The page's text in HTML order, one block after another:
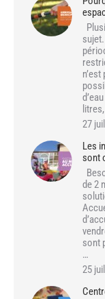
27
Les
sont
de 2
sont
…
25